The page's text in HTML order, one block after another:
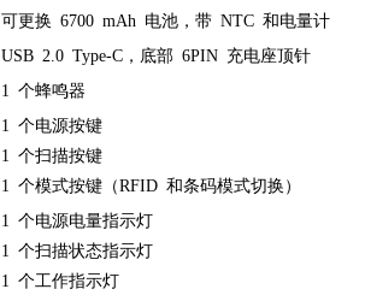
可更换 6700 mAh 电池，带 NTC 和电量计
USB 2.0 Type-C，底部 6PIN 充电座顶针
1 个蜂鸣器
1 个电源按键
1 个扫描按键
1 个模式按键（RFID 和条码模式切换）
1 个电源电量指示灯
1 个扫描状态指示灯
1 个工作指示灯